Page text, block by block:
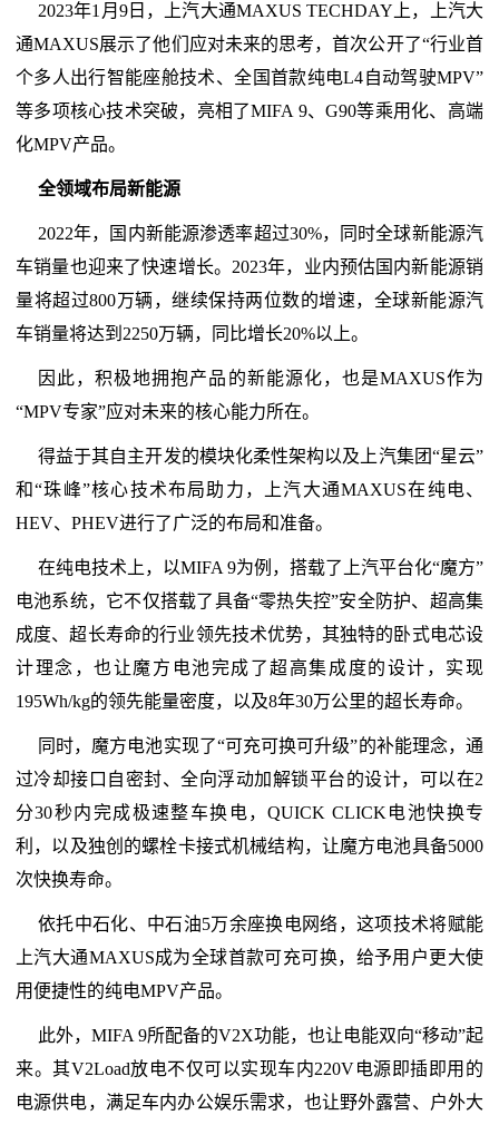
2023年1月9日，上汽大通MAXUS TECHDAY上，上汽大
通MAXUS展示了他们应对未来的思考，首次公开了“行业首
个多人出行智能座舱技术、全国首款纯电L4自动驾驶MPV”
等多项核心技术突破，亮相了MIFA 9、G90等乘用化、高端
化MPV产品。
全领域布局新能源
2022年，国内新能源渗透率超过30%，同时全球新能源汽
车销量也迎来了快速增长。2023年，业内预估国内新能源销
量将超过800万辆，继续保持两位数的增速，全球新能源汽
车销量将达到2250万辆，同比增长20%以上。
因此，积极地拥抱产品的新能源化，也是MAXUS作为
“MPV专家”应对未来的核心能力所在。
得益于其自主开发的模块化柔性架构以及上汽集团“星云”
和“珠峰”核心技术布局助力，上汽大通MAXUS在纯电、
HEV、PHEV进行了广泛的布局和准备。
在纯电技术上，以MIFA 9为例，搭载了上汽平台化“魔方”
电池系统，它不仅搭载了具备“零热失控”安全防护、超高集
成度、超长寿命的行业领先技术优势，其独特的卧式电芯设
计理念，也让魔方电池完成了超高集成度的设计，实现
195Wh/kg的领先能量密度，以及8年30万公里的超长寿命。
同时，魔方电池实现了“可充可换可升级”的补能理念，通
过冷却接口自密封、全向浮动加解锁平台的设计，可以在2
分30秒内完成极速整车换电，QUICK CLICK电池快换专
利，以及独创的螺栓卡接式机械结构，让魔方电池具备5000
次快换寿命。
依托中石化、中石油5万余座换电网络，这项技术将赋能
上汽大通MAXUS成为全球首款可充可换，给予用户更大使
用便捷性的纯电MPV产品。
此外，MIFA 9所配备的V2X功能，也让电能双向“移动”起
来。其V2Load放电不仅可以实现车内220V电源即插即用的
电源供电，满足车内办公娱乐需求，也让野外露营、户外大